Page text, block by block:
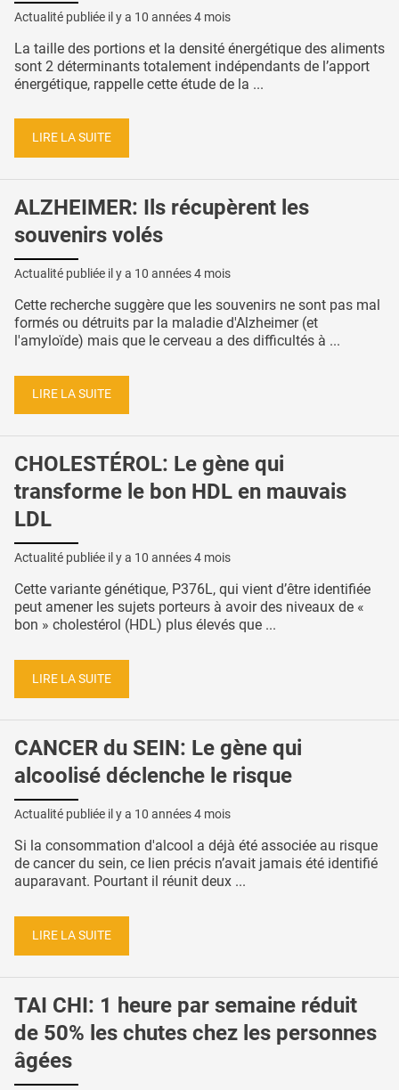
Actualité publiée il y a 10 années 4 mois
La taille des portions et la densité énergétique des aliments
sont 2 déterminants totalement indépendants de l’apport
énergétique, rappelle cette étude de la ...
LIRE LA SUITE
ALZHEIMER: Ils récupèrent les
souvenirs volés
Actualité publiée il y a 10 années 4 mois
Cette recherche suggère que les souvenirs ne sont pas mal
formés ou détruits par la maladie d'Alzheimer (et
l'amyloïde) mais que le cerveau a des difficultés à ...
LIRE LA SUITE
CHOLESTÉROL: Le gène qui
transforme le bon HDL en mauvais
LDL
Actualité publiée il y a 10 années 4 mois
Cette variante génétique, P376L, qui vient d’être identifiée
peut amener les sujets porteurs à avoir des niveaux de «
bon » cholestérol (HDL) plus élevés que ...
LIRE LA SUITE
CANCER du SEIN: Le gène qui
alcoolisé déclenche le risque
Actualité publiée il y a 10 années 4 mois
Si la consommation d'alcool a déjà été associée au risque
de cancer du sein, ce lien précis n’avait jamais été identifié
auparavant. Pourtant il réunit deux ...
LIRE LA SUITE
TAI CHI: 1 heure par semaine réduit
de 50% les chutes chez les personnes
âgées